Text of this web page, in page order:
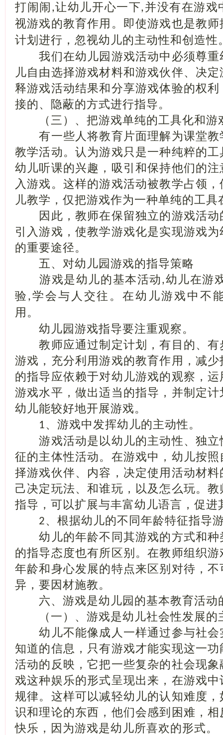
打闹闹 ,让幼儿开心一下,并没有在游戏
视游戏的教育作用。即使游戏也是教
计划进行，忽视幼儿的主动性和创造性
我们在幼儿园游戏活动中必须尊重
儿自由选择游戏材料和游戏伙伴、决
释游戏活动结果和分享游戏体验的权
接的、隐蔽的方式进行指导。
（三）、把游戏单纯的工具化和游
有一些人将教育片面理解为课堂教
教学活动。认为游戏只是一种纯粹的
幼儿听课的兴趣，吸引和保持他们的
入游戏。这样的游戏活动被教学占领
儿教学，仅把游戏作为一种单纯的工具
因此，教师在保留独立的游戏活动
引入游戏，使教学游戏化是实现游戏
的重要途径。
五、对幼儿园游戏的指导策略
游戏是幼儿的基本活动,幼儿在游
验 ,学会与人交往。在幼儿游戏中不
用。
幼儿园游戏指导要注重观察。
教师应通过制定计划，有目的、有
游戏，充分利用游戏的教育作用，减
的指导应依赖于对幼儿游戏的观察，
游戏水平，做出适当的指导，并制定
幼儿能较好地开展游戏。
1、游戏中发挥幼儿的主动性。
游戏活动是以幼儿的主动性、独立
征的主体性活动。在游戏中，幼儿按
择游戏伙伴、内容，决定使用活动材
己决定玩法、和谁玩，以及怎么玩。
指导，可以扩展与丰富幼儿语言，促进
2、根据幼儿的不同年龄特征指导
幼儿的年龄不同其游戏的方式和种
的指导态度也有所区别。在教师组织
年龄和身心发展的特点来区别对待，
异，要因材施教。
六、游戏是幼儿园的基本教育活动
（一）、游戏是幼儿社会性发展的
幼儿不能像成人一样通过参与社会
知道的信息，只有游戏才能实现这一
活动的反映，它把一些复杂的社会现
戏这种娱乐的形式呈现出来，在游戏
规律。这样可以减轻幼儿的认知难度
识和理论的东西，他们会感到困难，
快乐，因为游戏是幼儿所喜欢的形式。